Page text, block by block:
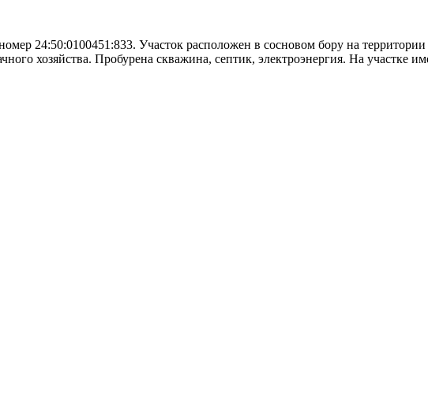
24:50:0100451:833. Участок расположен в сосновом бору на
хозяйства. Пробурена скважина, септик, электроэнергия. На участке